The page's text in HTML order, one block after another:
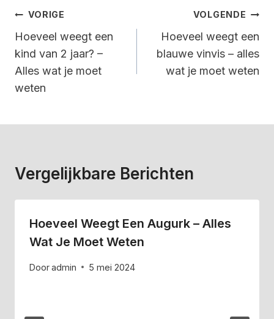
Bericht
Navigatie
VORIGE
Hoeveel weegt een
kind van 2 jaar? –
Alles wat je moet
weten
VOLGENDE
Hoeveel weegt een
blauwe vinvis – alles
wat je moet weten
Vergelijkbare Berichten
Hoeveel Weegt Een Augurk – Alles
Wat Je Moet Weten
Dooradmin 5 mei 2024